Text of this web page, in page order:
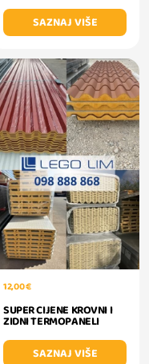
SAZNAJ VIŠE
12,00 €
SUPER CIJENE KROVNI I
ZIDNI TERMOPANELI
SAZNAJ VIŠE